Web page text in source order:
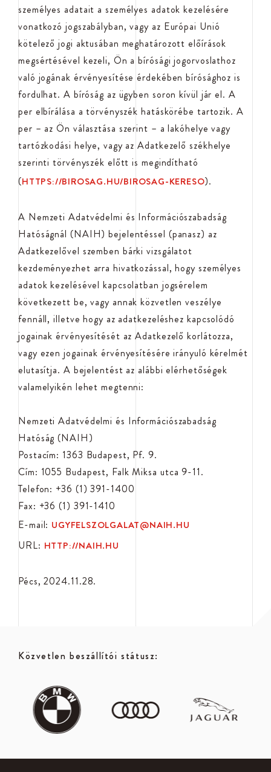
személyes adatait a személyes adatok kezelésére
vonatkozó jogszabályban, vagy az Európai Unió
kötelező jogi aktusában meghatározott előírások
megsértésével kezeli, Ön a bírósági jogorvoslathoz
való jogának érvényesítése érdekében bírósághoz is
fordulhat. A bíróság az ügyben soron kívül jár el. A
per elbírálása a törvényszék hatáskörébe tartozik. A
per – az Ön választása szerint – a lakóhelye vagy
tartózkodási helye, vagy az Adatkezelő székhelye
szerinti törvényszék előtt is megindítható
(HTTPS://BIROSAG.HU/BIROSAG-KERESO).
A Nemzeti Adatvédelmi és Információszabadság
Hatóságnál (NAIH) bejelentéssel (panasz) az
Adatkezelővel szemben bárki vizsgálatot
kezdeményezhet arra hivatkozással, hogy személyes
adatok kezelésével kapcsolatban jogsérelem
következett be, vagy annak közvetlen veszélye
fennáll, illetve hogy az adatkezeléshez kapcsolódó
jogainak érvényesítését az Adatkezelő korlátozza,
vagy ezen jogainak érvényesítésére irányuló kérelmét
elutasítja. A bejelentést az alábbi elérhetőségek
valamelyikén lehet megtenni:
Nemzeti Adatvédelmi és Információszabadság
Hatóság (NAIH)
Postacím: 1363 Budapest, Pf. 9.
Cím: 1055 Budapest, Falk Miksa utca 9-11.
Telefon: +36 (1) 391-1400
Fax: +36 (1) 391-1410
E-mail: UGYFELSZOLGALAT@NAIH.HU
URL: HTTP://NAIH.HU
Pécs, 2024.11.28.
Közvetlen beszállítói státusz: